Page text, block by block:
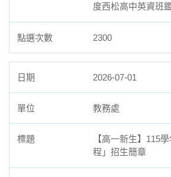
度西松高中英資班
2300
2026-07-01
教務處
【高一新生】115
程」招生簡章